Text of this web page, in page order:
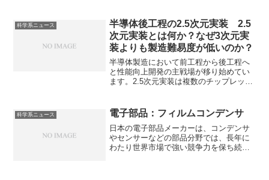
とを目標としています。同社がどのよう
に再生可能エネルギーの普及に取り組ん
でいるのか、普及のために行っているア
セットマネジメントサービスやソーラー
PPAとは何かを知ることができます。
科学系ニュース
半導体後工程の2.5次元実装 2.5
次元実装とは何か？なぜ3次元実
装よりも製造難易度が低いのか？
半導体製造において前工程から後工程へ
と性能向上開発の主戦場が移り始めてい
ます。2.5次元実装は複数のチップレット
して高性能なひとつのパッケージに統合
する技術です。2.5次元実装の特徴や３次
元実装との違いを知ることができます。
科学系ニュース 電子部品：フィルムコンデンサ
日本の電子部品メーカーは、コンデンサ
やセンサーなどの部品分野では、長年に
わたり世界市場で強い競争力を保ち続け